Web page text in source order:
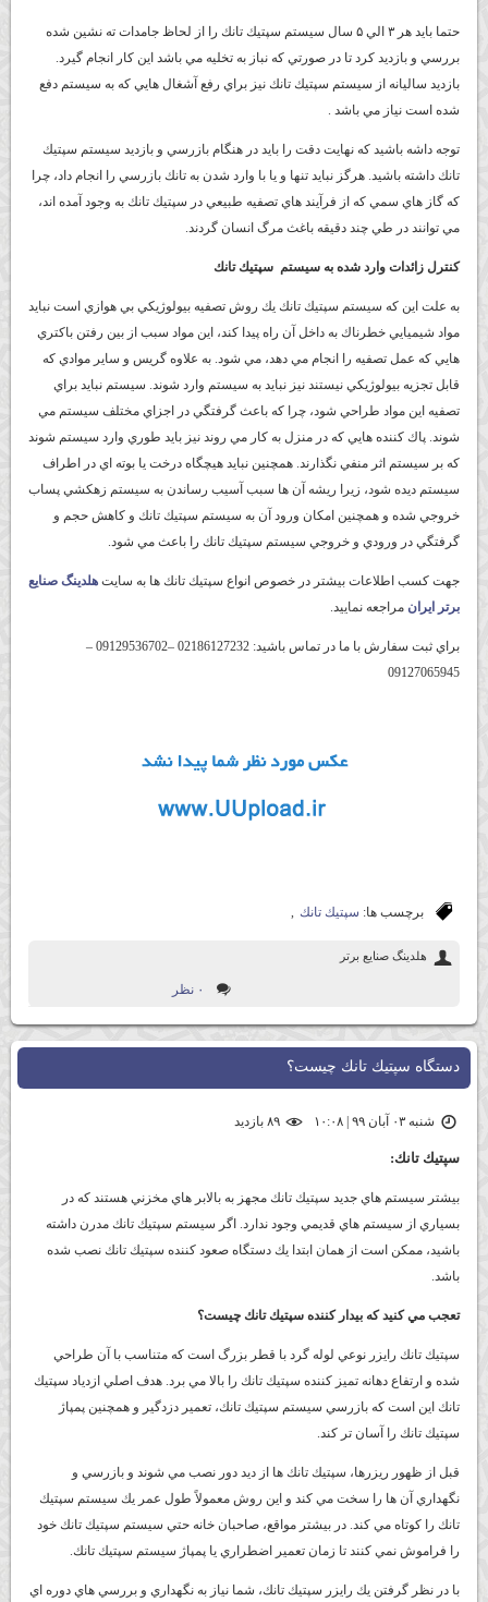
حتما بايد هر ۳ الي ۵ سال سيستم سپتيك تانك را از لحاظ جامدات ته نشين شده
بررسي و بازديد كرد تا در صورتي كه نباز به تخليه مي باشد اين كار انجام گيرد.
بازديد ساليانه از سيستم سپتيك تانك نيز براي رفع آشغال هايي كه به سيستم دفع
شده است نياز مي باشد .
توجه داشه باشيد كه نهايت دقت را بايد در هنگام بازرسي و بازديد سيستم سپتيك
تانك داشته باشيد. هرگز نبايد تنها و يا با وارد شدن به تانك بازرسي را انجام داد، چرا
كه گاز هاي سمي كه از فرآيند هاي تصفيه طبيعي در سپتيك تانك به وجود آمده اند،
مي توانند در طي چند دقيقه باغث مرگ انسان گردند.
كنترل زائدات وارد شده به سيستم سپتيك تانك
به علت اين كه سيستم سپتيك تانك يك روش تصفيه بيولوژيكي بي هوازي است نبايد
مواد شيميايي خطرناك به داخل آن راه پيدا كند، اين مواد سبب از بين رفتن باكتري
هايي كه عمل تصفيه را انجام مي دهد، مي شود. به علاوه گريس و ساير موادي كه
قابل تجزيه بيولوژيكي نيستند نيز نبايد به سيستم وارد شوند. سيستم نبايد براي
تصفيه اين مواد طراحي شود، چرا كه باعث گرفتگي در اجزاي مختلف سيستم مي
شوند. پاك كننده هايي كه در منزل به كار مي روند نيز بايد طوري وارد سيستم شوند
كه بر سيستم اثر منفي نگذارند. همچنين نبايد هيچگاه درخت يا بوته اي در اطراف
سيستم ديده شود، زيرا ريشه آن ها سبب آسيب رساندن به سيستم زهكشي پساب
خروجي شده و همچنين امكان ورود آن به سيستم سپتيك تانك و كاهش حجم و
گرفتگي در ورودي و خروجي سيستم سپتيك تانك را باعث مي شود.
جهت كسب اطلاعات بيشتر در خصوص انواع سپتيك تانك ها به سايت هلدينگ صنايع
برتر ايران مراجعه نماييد.
براي ثبت سفارش با ما در تماس باشيد: 02186127232 –09129536702 –
09127065945
برچسب ها: سپتيك تانك ,
هلدينگ صنايع برتر
۰ نظر
دستگاه سپتيك تانك چيست؟
شنبه ۰۳ آبان ۹۹ | ۱۰:۰۸
سپتيك تانك:
بيشتر سيستم هاي جديد سپتيك تانك مجهز به بالابر هاي مخزني هستند كه در
بسياري از سيستم هاي قديمي وجود ندارد. اگر سيستم سپتيك تانك مدرن داشته
باشيد، ممكن است از همان ابتدا يك دستگاه صعود كننده سپتيك تانك نصب شده
باشد.
تعجب مي كنيد كه بيدار كننده سپتيك تانك چيست؟
سپتيك تانك رايزر نوعي لوله گرد با قطر بزرگ است كه متناسب با آن طراحي
شده و ارتفاع دهانه تميز كننده سپتيك تانك را بالا مي برد. هدف اصلي ازدياد سپتيك
تانك اين است كه بازرسي سيستم سپتيك تانك، تعمير دزدگير و همچنين پمپاژ
سپتيك تانك را آسان تر كند.
قبل از ظهور ريزرها، سپتيك تانك ها از ديد دور نصب مي شوند و بازرسي و
نگهداري آن ها را سخت مي كند و اين روش معمولاً طول عمر يك سيستم سپتيك
تانك را كوتاه مي كند. در بيشتر مواقع، صاحبان خانه حتي سيستم سپتيك تانك خود
را فراموش نمي كنند تا زمان تعمير اضطراري يا پمپاژ سيستم سپتيك تانك.
با در نظر گرفتن يك رايزر سپتيك تانك، شما نياز به نگهداري و بررسي هاي دوره اي